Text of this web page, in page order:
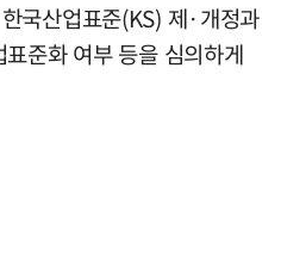
국산업표준(KS) 제·개정과
준화 여부 등을 심의하게